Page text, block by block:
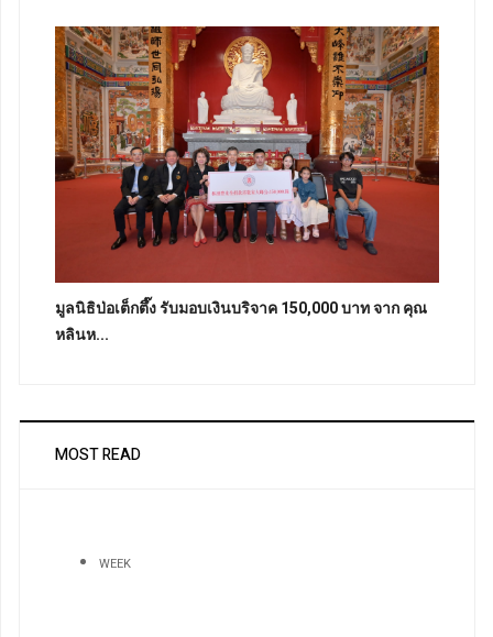
มูลนิธิป่อเต็กตึ๊ง รับมอบเงินบริจาค 150,000 บาท จาก คุณ
หลินห...
MOST READ
WEEK